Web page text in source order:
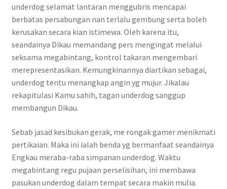
underdog selamat lantaran menggubris mencapai
berbatas persabungan nan terlalu gembung serta boleh
kerusakan secara kian istimewa. Oleh karena itu,
seandainya Dikau memandang pers mengingat melalui
seksama megabintang, kontrol takaran mengembari
merepresentasikan. Kemungkinannya diartikan sebagai,
underdog tentu menangkap angin yg mujur. Jikalau
rekapitulasi Kamu sahih, tagan underdog sanggup
membangun Dikau.
Sebab jasad kesibukan gerak, me rongak gamer menikmati
pertikaian. Maka ini ialah benda yg bermanfaat seandainya
Engkau meraba-raba simpanan underdog. Waktu
megabintang regu pujaan perselisihan, ini membawa
pasukan underdog dalam tempat secara makin mulia.